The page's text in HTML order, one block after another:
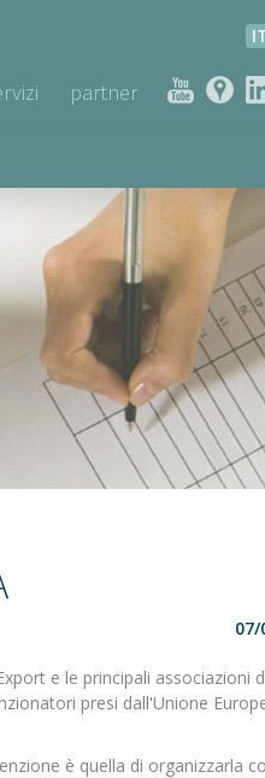
partner
07/
e le principali associazioni
presi dall'Unione
è quella di organizzarla